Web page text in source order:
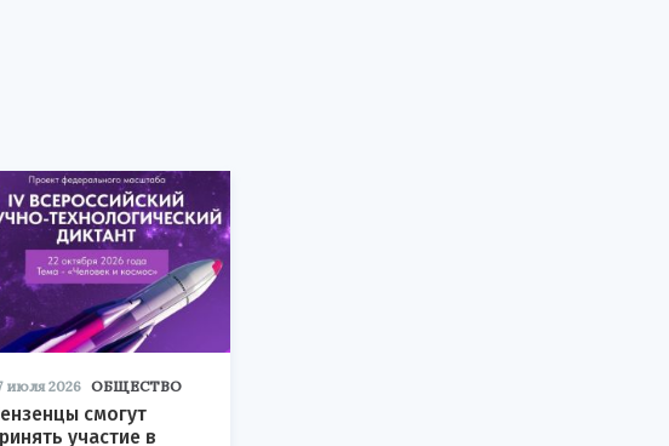
июля 2026 ОБЩЕСТВО
смогут
участие в